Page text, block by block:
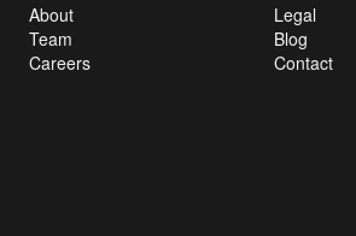
About
Team
Careers
Legal
Blog
Contact